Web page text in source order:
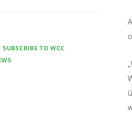
SUBSCRIBE TO WCC